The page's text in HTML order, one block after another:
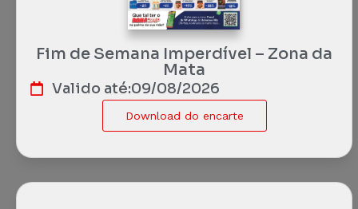
Fim de Semana Imperdível – Zona da
Mata
Valido até:09/08/2026
Download do encarte